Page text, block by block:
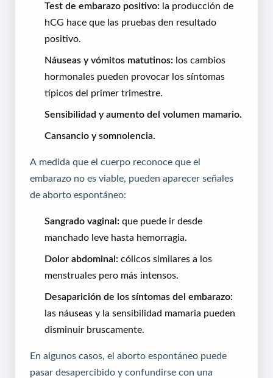
Test de embarazo positivo: la producción de
hCG hace que las pruebas den resultado
positivo.
Náuseas y vómitos matutinos: los cambios
hormonales pueden provocar los síntomas
típicos del primer trimestre.
Sensibilidad y aumento del volumen mamario.
Cansancio y somnolencia.
A medida que el cuerpo reconoce que el
embarazo no es viable, pueden aparecer señales
de aborto espontáneo:
Sangrado vaginal: que puede ir desde
manchado leve hasta hemorragia.
Dolor abdominal: cólicos similares a los
menstruales pero más intensos.
Desaparición de los síntomas del embarazo:
las náuseas y la sensibilidad mamaria pueden
disminuir bruscamente.
En algunos casos, el aborto espontáneo puede
pasar desapercibido y confundirse con una